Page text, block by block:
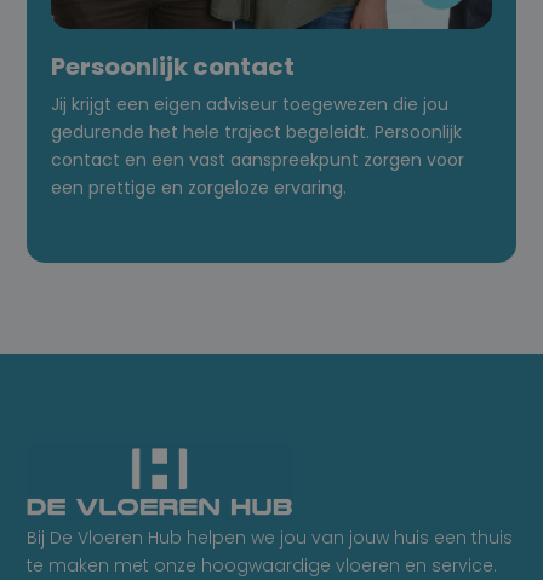
Persoonlijk contact
Jij krijgt een eigen adviseur toegewezen die jou
gedurende het hele traject begeleidt. Persoonlijk
contact en een vast aanspreekpunt zorgen voor
een prettige en zorgeloze ervaring.
Bij De Vloeren Hub helpen we jou van jouw huis een thuis
te maken met onze hoogwaardige vloeren en service.